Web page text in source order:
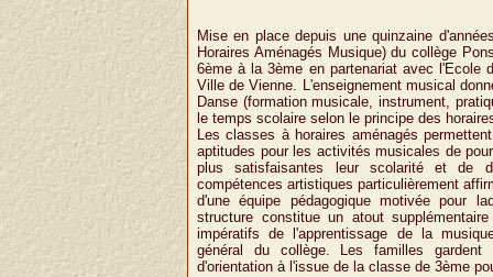
Mise en place depuis une quinzaine
Horaires Aménagés Musique) du collège
6ème à la 3ème en partenariat avec l'Ecole
Ville de Vienne. L'enseignement musical
Danse (formation musicale, instrument,
le temps scolaire selon le principe des
Les classes à horaires aménagés
aptitudes pour les activités musicales de
plus satisfaisantes leur scolarité et de
compétences artistiques particulièrement
d'une équipe pédagogique motivée pour
structure constitue un atout
impératifs de l'apprentissage de la
général du collège. Les familles
d'orientation à l'issue de la classe de 3ème